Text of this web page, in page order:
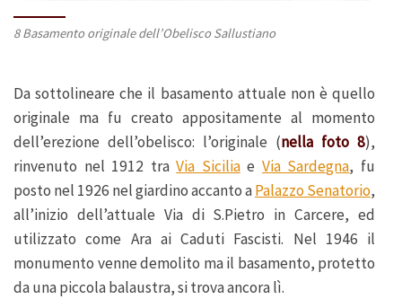
8 Basamento originale dell’Obelisco Sallustiano
Da sottolineare che il basamento attuale non è quello
originale ma fu creato appositamente al momento
dell’erezione dell’obelisco: l’originale (nella foto 8),
rinvenuto nel 1912 traVia Siciliae Via Sardegna, fu
posto nel 1926 nel giardino accanto aPalazzo Senatorio,
all’inizio dell’attuale Via di S.Pietro in Carcere, ed
utilizzato come Ara ai Caduti Fascisti. Nel 1946 il
monumento venne demolito ma il basamento, protetto
da una piccola balaustra, si trova ancora lì.